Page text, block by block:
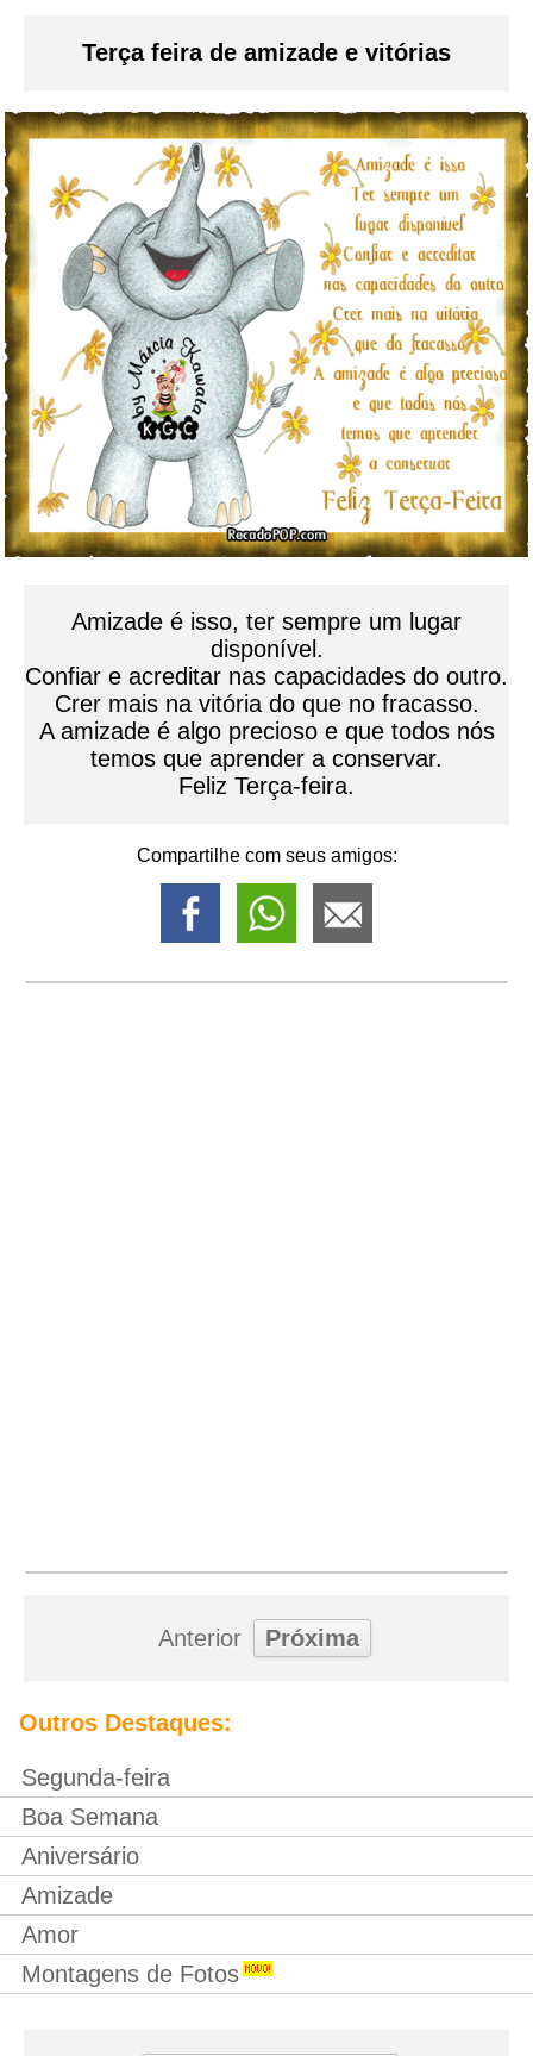
Terça feira de amizade e vitórias
Amizade é isso, ter sempre um lugar
disponível.
Confiar e acreditar nas capacidades do outro.
Crer mais na vitória do que no fracasso.
A amizade é algo precioso e que todos nós
temos que aprender a conservar.
Feliz Terça-feira.
Compartilhe com seus amigos:
Anterior Próxima
Outros Destaques:
Segunda-feira
Boa Semana
Aniversário
Amizade
Amor
Montagens de Fotos